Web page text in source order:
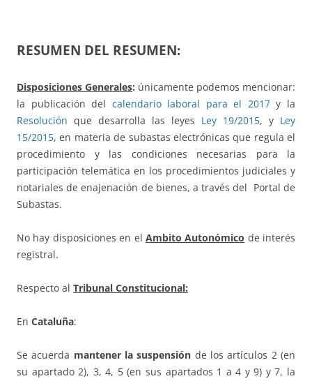
RESUMEN DEL RESUMEN:
Disposiciones Generales: únicamente podemos mencionar:
la publicación del calendario laboral para el 2017y la
Resolución que desarrolla las leyes Ley 19/2015, y Ley
15/2015, en materia de subastas electrónicas que regula el
procedimiento y las condiciones necesarias para la
participación telemática en los procedimientos judiciales y
notariales de enajenación de bienes, a través del Portal de
Subastas.
No hay disposiciones en el Ambito Autonómico de interés
registral.
Respecto al Tribunal Constitucional:
En Cataluña:
Se acuerda mantener la suspensión de los artículos 2 (en
su apartado 2), 3, 4, 5 (en sus apartados 1 a 4 y 9) y 7, la